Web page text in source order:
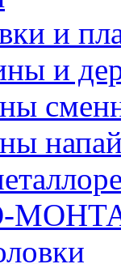
и
и